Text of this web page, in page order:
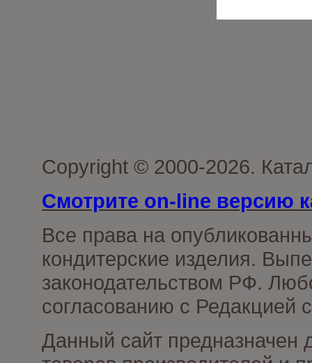
Copyright © 2000-2026.
Смотрите on-line версию
Все права на
кондитерские изделия.
законодательством РФ.
согласованию с Редакцией
Данный сайт предназначен